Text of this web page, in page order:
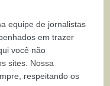
equipe de jornalistas
em trazer
você não
sites. Nossa
respeitando os